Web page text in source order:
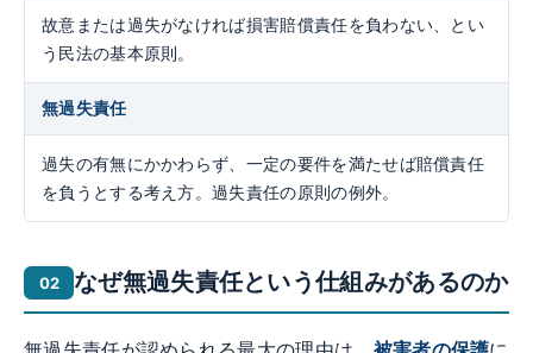
故意または過失がなければ損害賠償責任を負わない、とい
う民法の基本原則。
無過失責任
過失の有無にかかわらず、一定の要件を満たせば賠償責任
を負うとする考え方。過失責任の原則の例外。
なぜ無過失責任という仕組みがあるのか